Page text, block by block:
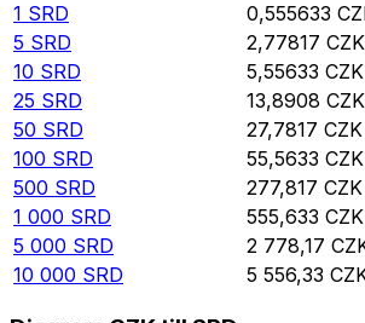
1 SRD 0,555633
5 SRD 2,77817 CZK
10 SRD 5,55633 CZK
25 SRD 13,8908 CZK
50 SRD 27,7817 CZK
100 SRD 55,5633 CZK
500 SRD 277,817 CZK
1 000 SRD 555,633 CZK
5 000 SRD 2 778,17
10 000 SRD 5 556,33